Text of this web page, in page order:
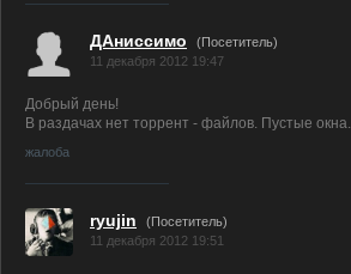
ДАниссимо
(Посетитель)
11 декабря 2012 19:47
Добрый день!
В раздачах нет торрент - файлов. Пустые окна.
жалоба
ryujin
(Посетитель)
11 декабря 2012 19:51